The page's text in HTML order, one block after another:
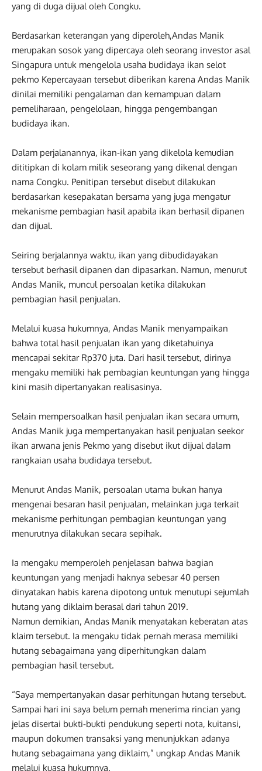
yang di duga dijual oleh Congku.
Berdasarkan keterangan yang diperoleh,Andas Manik
merupakan sosok yang dipercaya oleh seorang investor asal
Singapura untuk mengelola usaha budidaya ikan selot
pekmo Kepercayaan tersebut diberikan karena Andas Manik
dinilai memiliki pengalaman dan kemampuan dalam
pemeliharaan, pengelolaan, hingga pengembangan
budidaya ikan.
Dalam perjalanannya, ikan-ikan yang dikelola kemudian
dititipkan di kolam milik seseorang yang dikenal dengan
nama Congku. Penitipan tersebut disebut dilakukan
berdasarkan kesepakatan bersama yang juga mengatur
mekanisme pembagian hasil apabila ikan berhasil dipanen
dan dijual.
Seiring berjalannya waktu, ikan yang dibudidayakan
tersebut berhasil dipanen dan dipasarkan. Namun, menurut
Andas Manik, muncul persoalan ketika dilakukan
pembagian hasil penjualan.
Melalui kuasa hukumnya, Andas Manik menyampaikan
bahwa total hasil penjualan ikan yang diketahuinya
mencapai sekitar Rp370 juta. Dari hasil tersebut, dirinya
mengaku memiliki hak pembagian keuntungan yang hingga
kini masih dipertanyakan realisasinya.
Selain mempersoalkan hasil penjualan ikan secara umum,
Andas Manik juga mempertanyakan hasil penjualan seekor
ikan arwana jenis Pekmo yang disebut ikut dijual dalam
rangkaian usaha budidaya tersebut.
Menurut Andas Manik, persoalan utama bukan hanya
mengenai besaran hasil penjualan, melainkan juga terkait
mekanisme perhitungan pembagian keuntungan yang
menurutnya dilakukan secara sepihak.
Ia mengaku memperoleh penjelasan bahwa bagian
keuntungan yang menjadi haknya sebesar 40 persen
dinyatakan habis karena dipotong untuk menutupi sejumlah
hutang yang diklaim berasal dari tahun 2019.
Namun demikian, Andas Manik menyatakan keberatan atas
klaim tersebut. Ia mengaku tidak pernah merasa memiliki
hutang sebagaimana yang diperhitungkan dalam
pembagian hasil tersebut.
“Saya mempertanyakan dasar perhitungan hutang tersebut.
Sampai hari ini saya belum pernah menerima rincian yang
jelas disertai bukti-bukti pendukung seperti nota, kuitansi,
maupun dokumen transaksi yang menunjukkan adanya
hutang sebagaimana yang diklaim,” ungkap Andas Manik
melalui kuasa hukumnya.